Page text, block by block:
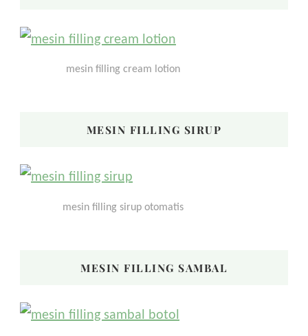
mesin filling cream lotion
MESIN FILLING SIRUP
mesin filling sirup otomatis
MESIN FILLING SAMBAL